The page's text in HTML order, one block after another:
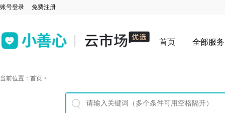
账号登录 免费注册
首页 全部服务
当前位置： 首页 >